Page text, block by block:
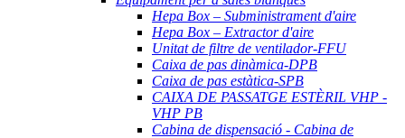
Hepa Box – Subministrament d'aire
Hepa Box – Extractor d'aire
Unitat de filtre de ventilador-FFU
Caixa de pas dinàmica-DPB
Caixa de pas estàtica-SPB
CAIXA DE PASSATGE ESTÈRIL VHP -
VHP PB
Cabina de dispensació - Cabina de